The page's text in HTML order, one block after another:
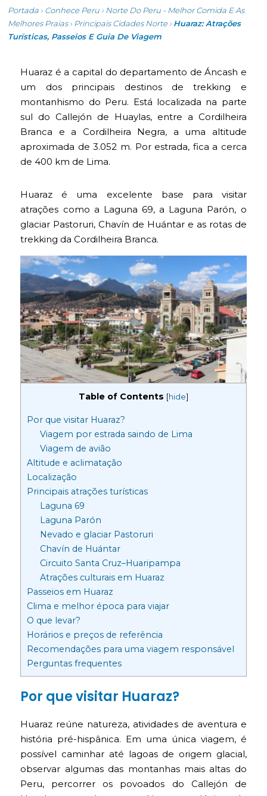
Portada › Conhece Peru › Norte Do Peru - Melhor Comida E As
Melhores Praias› Principais Cidades Norte › Huaraz: Atrações
Turísticas, Passeios E Guia De Viagem
Huaraz é a capital do departamento de Áncash e
um dos principais destinos de trekking e
montanhismo do Peru. Está localizada na parte
sul do Callejón de Huaylas, entre a Cordilheira
Branca e a Cordilheira Negra, a uma altitude
aproximada de 3.052 m. Por estrada, fica a cerca
de 400 km de Lima.
Huaraz é uma excelente base para visitar
atrações como a Laguna 69, a Laguna Parón, o
glaciar Pastoruri, Chavín de Huántar e as rotas de
trekking da Cordilheira Branca.
Table of Contents [hide]
Por que visitar Huaraz?
Viagem por estrada saindo de Lima
Viagem de avião
Altitude e aclimatação
Localização
Principais atrações turísticas
Laguna 69
Laguna Parón
Nevado e glaciar Pastoruri
Chavín de Huántar
Circuito Santa Cruz–Huaripampa
Atrações culturais em Huaraz
Passeios em Huaraz
Clima e melhor época para viajar
O que levar?
Horários e preços de referência
Recomendações para uma viagem responsável
Perguntas frequentes
Por que visitar Huaraz?
Huaraz reúne natureza, atividades de aventura e
história pré-hispânica. Em uma única viagem, é
possível caminhar até lagoas de origem glacial,
observar algumas das montanhas mais altas do
Peru, percorrer os povoados do Callejón de